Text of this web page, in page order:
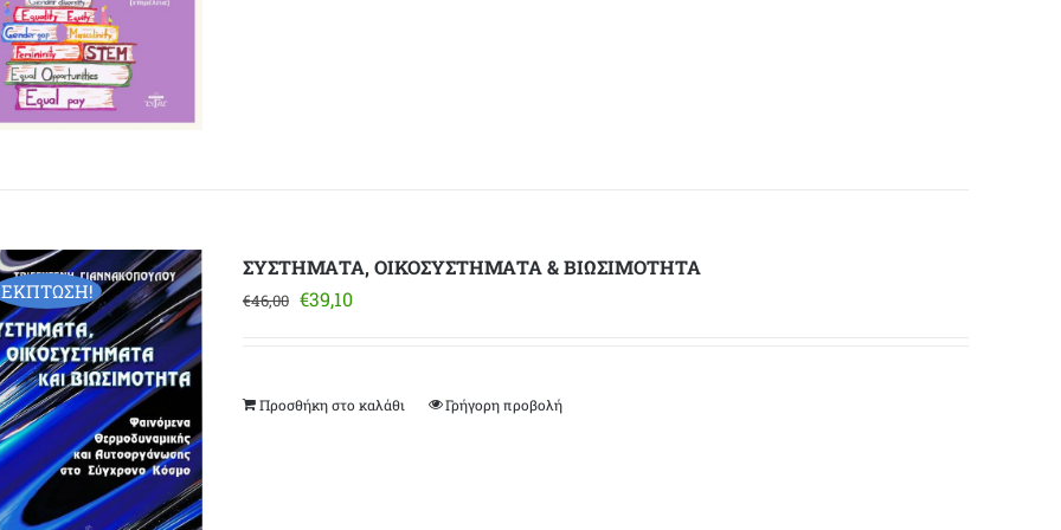
ΕΚΠΤΩΣΗ!
ΣΥΣΤΗΜΑΤΑ, ΟΙΚΟΣΥΣΤΗΜΑΤΑ & ΒΙΩΣΙΜΟΤΗΤΑ
€46,00 Original
€39,10Η
€39,10.
Προσθήκη στο καλάθι Γρήγορη προβολή